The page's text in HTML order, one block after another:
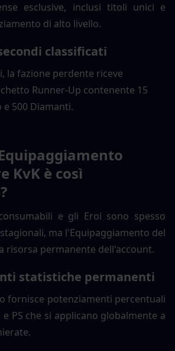
esclusive, inclusi titoli unici e
di alto livello.
classificati
la fazione perdente riceve
Runner-Up contenente 15
500 Diamanti.
KvK è così
e gli Eroi sono spesso
ma l'Equipaggiamento del
risorsa permanente dell'account.
statistiche permanenti
fornisce potenziamenti percentuali
PS che si applicano globalmente a